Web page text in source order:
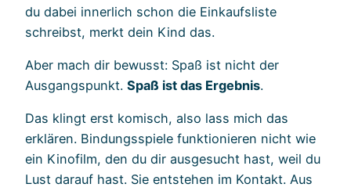
du dabei innerlich schon die Einkaufsliste
schreibst, merkt dein Kind das.
Aber mach dir bewusst: Spaß ist nicht der
Ausgangspunkt. Spaß ist das Ergebnis.
Das klingt erst komisch, also lass mich das
erklären. Bindungsspiele funktionieren nicht wie
ein Kinofilm, den du dir ausgesucht hast, weil du
Lust darauf hast. Sie entstehen im Kontakt. Aus